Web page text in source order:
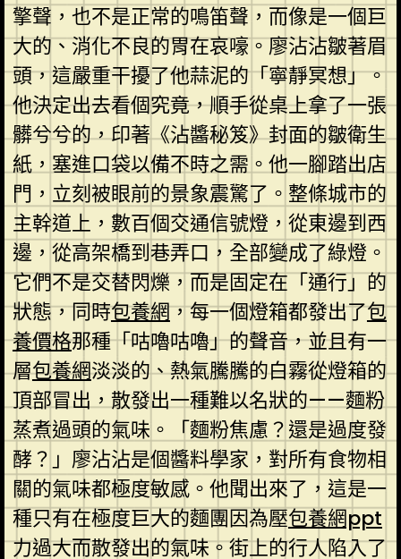
擎聲，也不是正常的鳴笛聲，而像是一個巨
大的、消化不良的胃在哀嚎。廖沾沾皺著眉
頭，這嚴重干擾了他蒜泥的「寧靜冥想」。
他決定出去看個究竟，順手從桌上拿了一張
髒兮兮的，印著《沾醬秘笈》封面的皺衛生
紙，塞進口袋以備不時之需。他一腳踏出店
門，立刻被眼前的景象震驚了。整條城市的
主幹道上，數百個交通信號燈，從東邊到西
邊，從高架橋到巷弄口，全部變成了綠燈。
它們不是交替閃爍，而是固定在「通行」的
狀態，同時包養網，每一個燈箱都發出了包
養價格那種「咕嚕咕嚕」的聲音，並且有一
層包養網淡淡的、熱氣騰騰的白霧從燈箱的
頂部冒出，散發出一種難以名狀的——麵粉
蒸煮過頭的氣味。「麵粉焦慮？還是過度發
酵？」廖沾沾是個醬料學家，對所有食物相
關的氣味都極度敏感。他聞出來了，這是一
種只有在極度巨大的麵團因為壓包養網ppt
力過大而散發出的氣味。街上的行人陷入了